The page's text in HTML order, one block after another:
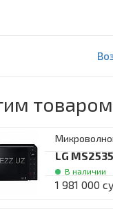
LG
В наличии
1 981 000